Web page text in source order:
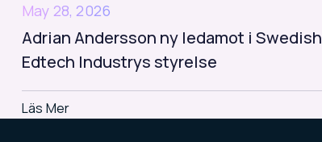
May 28, 2026
Adrian Andersson ny ledamot i Swedish
Edtech Industrys styrelse
Läs Mer